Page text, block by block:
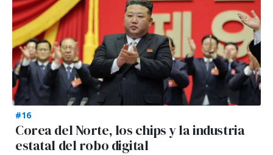
#16
Corea del Norte, los chips y la industria
estatal del robo digital